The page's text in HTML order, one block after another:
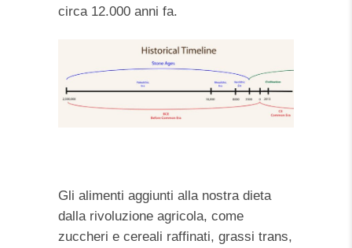
circa 12.000 anni fa.
Gli alimenti aggiunti alla nostra dieta
dalla rivoluzione agricola, come
zuccheri e cereali raffinati, grassi trans,